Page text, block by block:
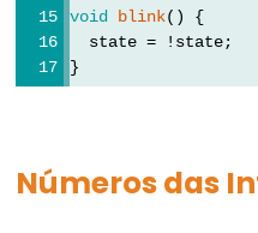
String
void blink() {
  state = !state;
}
Números das